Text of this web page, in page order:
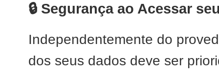
🔒 Segurança ao Acessar
Independentemente do
dos seus dados deve ser